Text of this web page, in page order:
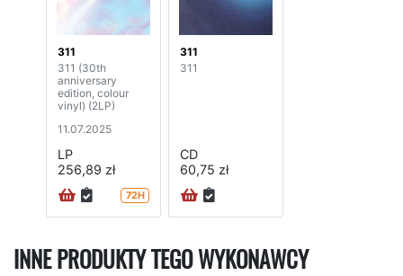
311
311 (30th
anniversary
edition, colour
vinyl) (2LP)
11.07.2025
LP
256,89 zł
72H
311
311
CD
60,75 zł
INNE PRODUKTY TEGO WYKONAWCY